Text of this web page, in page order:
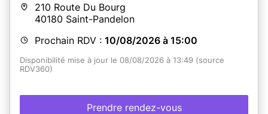
210 Route Du Bourg
40180 Saint-Pandelon
Prochain RDV : 10/08/2026 à 15:00
Disponibilité mise à jour le 08/08/2026 à 13:49 (source
RDV360)
Prendre rendez-vous